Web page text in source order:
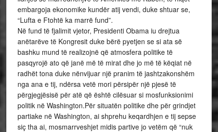
embargoja ekonomike kundër atij vendi, duke shtuar se,
“Lufta e Ftohtë ka marrë fund”.
Në fund të fjalimit vjetor, Presidenti Obama iu drejtua
anëtarëve të Kongresit duke bërë pyetjen se si ata së
bashku mund të realizojnë që atmosfera politike të
pasqyrojë ato që janë më të mirat dhe jo më të këqiat në
radhët tona duke nënvijuar një pranim të jashtzakonshëm
nga ana e tij, ndërsa vetë mori përsipër një pjesë të
përgjegjësisë për atë që është cilësuar si mosfunksionimi
politik në Washington.Për situatën politike dhe për grindjet
partiake në Washington, ai shprehu keqardhjen e tij sepse
siç tha ai, mosmarrveshjet midis partive jo vetëm që “nuk